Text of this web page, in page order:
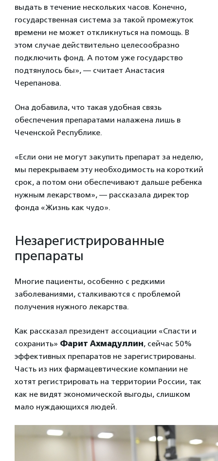
выдать в течение нескольких часов. Конечно,
государственная система за такой промежуток
времени не может откликнуться на помощь. В
этом случае действительно целесообразно
подключить фонд. А потом уже государство
подтянулось бы», — считает Анастасия
Черепанова.
Она добавила, что такая удобная связь
обеспечения препаратами налажена лишь в
Чеченской Республике.
«Если они не могут закупить препарат за неделю,
мы перекрываем эту необходимость на короткий
срок, а потом они обеспечивают дальше ребенка
нужным лекарством», — рассказала директор
фонда «Жизнь как чудо».
Незарегистрированные
препараты
Многие пациенты, особенно с редкими
заболеваниями, сталкиваются с проблемой
получения нужного лекарства.
Как рассказал президент ассоциации «Спасти и
сохранить» Фарит Ахмадуллин, сейчас 50%
эффективных препаратов не зарегистрированы.
Часть из них фармацевтические компании не
хотят регистрировать на территории России, так
как не видят экономической выгоды, слишком
мало нуждающихся людей.